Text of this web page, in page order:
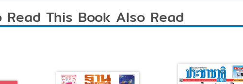
Read This Book Also Read